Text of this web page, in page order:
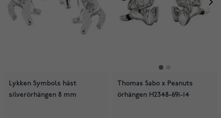
Lykken Symbols häst
silverörhängen 8 mm
Thomas Sabo x Peanuts
örhängen H2348-691-14